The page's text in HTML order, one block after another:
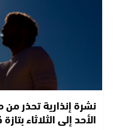
الأحد إلى الثلاثاء